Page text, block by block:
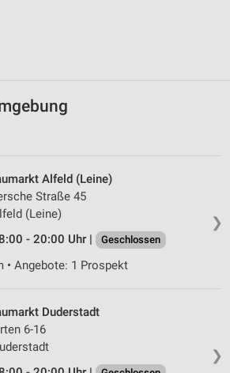
❯
Alfeld (Leine)
Straße 45
(Leine)
- 20:00 Uhr |
Geschlossen
• Angebote: 1 Prospekt
❯
Duderstadt
6-16
von Inhalten
durch Statistiken oder
aus verschiedenen
der Angebote
angeforderten